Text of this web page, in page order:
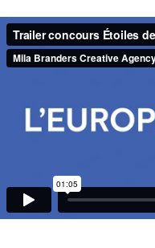
elegido « Favorito
de representativos
favorito. Los 2
una ceremonia el 9
Nos encargamos de
generando
contenidos en LIVE
marca. En Twitter
momentos claves